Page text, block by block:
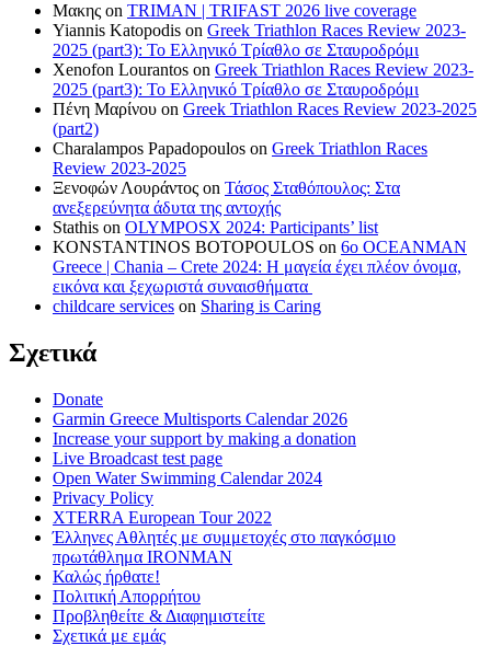
Μακης on TRIMAN | TRIFAST 2026 live coverage
Yiannis Katopodis on Greek Triathlon Races Review 2023-
2025 (part3): Το Ελληνικό Τρίαθλο σε Σταυροδρόμι
Xenofon Lourantos on Greek Triathlon Races Review 2023-
2025 (part3): Το Ελληνικό Τρίαθλο σε Σταυροδρόμι
Πένη Μαρίνου on Greek Triathlon Races Review 2023-2025
(part2)
Charalampos Papadopoulos on Greek Triathlon Races
Review 2023-2025
Ξενοφών Λουράντος on Τάσος Σταθόπουλος: Στα
ανεξερεύνητα άδυτα της αντοχής
Stathis on OLYMPOSX 2024: Participants’ list
KONSTANTINOS BOTOPOULOS on 6ο OCEANMAN
Greece | Chania – Crete 2024: Η μαγεία έχει πλέον όνομα,
εικόνα και ξεχωριστά συναισθήματα
childcare services on Sharing is Caring
Σχετικά
Donate
Garmin Greece Multisports Calendar 2026
Increase your support by making a donation
Live Broadcast test page
Open Water Swimming Calendar 2024
Privacy Policy
XTERRA European Tour 2022
Έλληνες Αθλητές με συμμετοχές στο παγκόσμιο
πρωτάθλημα IRONMAN
Καλώς ήρθατε!
Πολιτική Απορρήτου
Προβληθείτε & Διαφημιστείτε
Σχετικά με εμάς